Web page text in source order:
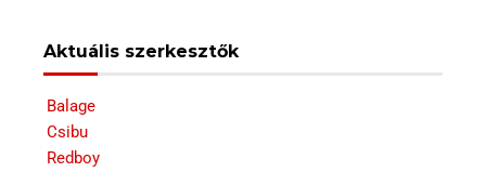
Aktuális szerkesztők
Balage
Csibu
Redboy